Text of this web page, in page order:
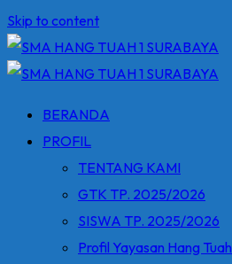
Skip to content
BERANDA
PROFIL
TENTANG KAMI
GTK TP. 2025/2026
SISWA TP. 2025/2026
Profil Yayasan Hang Tuah